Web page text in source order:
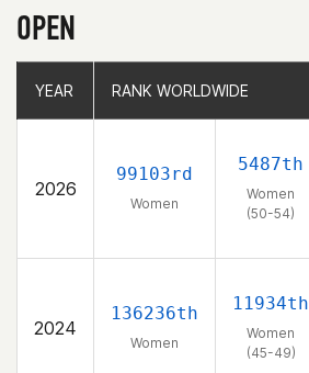
OPEN
YEAR RANK WORLDWIDE
2026
99103rd
Women
5487th
Women
(50-54)
2024
136236th
Women
11934th
Women
(45-49)
YEAR RANK WORLDWIDE